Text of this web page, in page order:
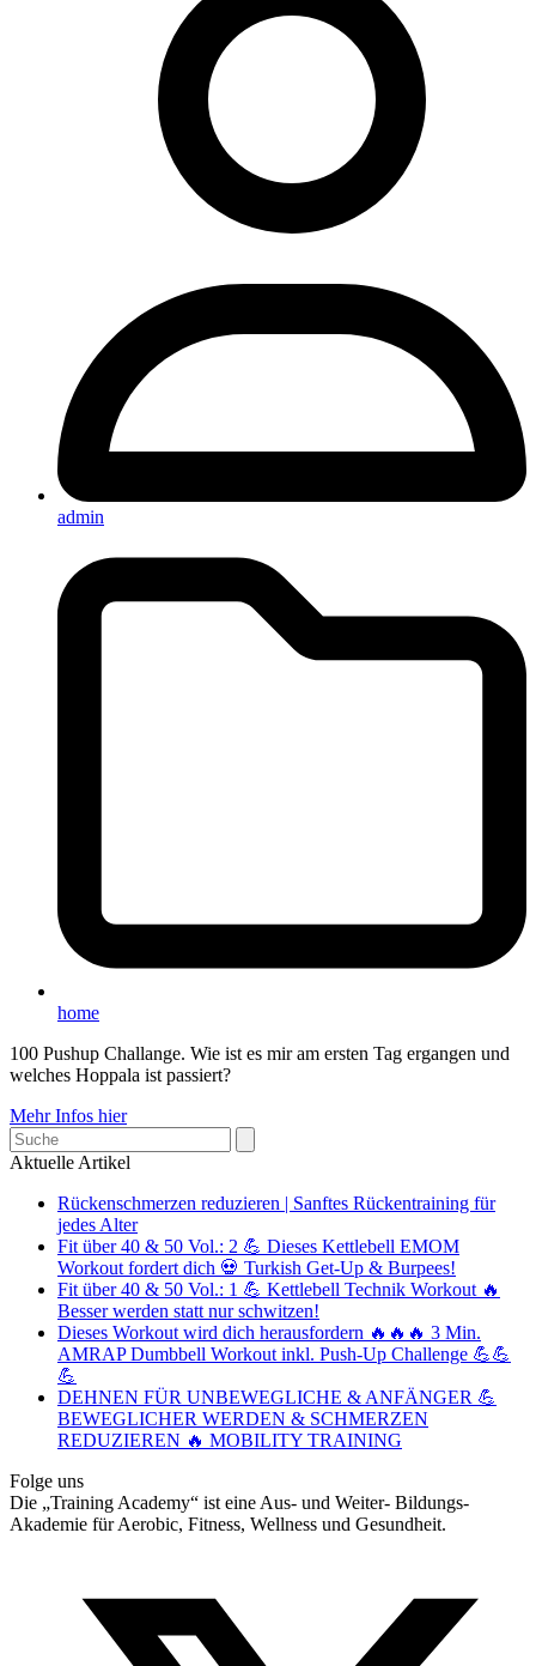
admin
home
100 Pushup Challange. Wie ist es mir am ersten Tag ergangen und
welches Hoppala ist passiert?
Mehr Infos hier
Search
Aktuelle Artikel
Rückenschmerzen reduzieren | Sanftes Rückentraining für
jedes Alter
Fit über 40 & 50 Vol.: 2 💪 Dieses Kettlebell EMOM
Workout fordert dich 💀 Turkish Get-Up & Burpees!
Fit über 40 & 50 Vol.: 1 💪 Kettlebell Technik Workout 🔥
Besser werden statt nur schwitzen!
Dieses Workout wird dich herausfordern 🔥🔥🔥 3 Min.
AMRAP Dumbbell Workout inkl. Push-Up Challenge 💪💪
💪
DEHNEN FÜR UNBEWEGLICHE & ANFÄNGER 💪
BEWEGLICHER WERDEN & SCHMERZEN
REDUZIEREN 🔥 MOBILITY TRAINING
Folge uns
Die „Training Academy“ ist eine Aus- und Weiter- Bildungs-
Akademie für Aerobic, Fitness, Wellness und Gesundheit.